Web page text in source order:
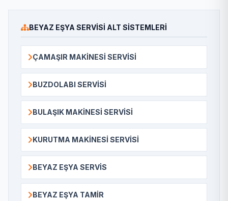
BEYAZ EŞYA SERVISI ALT SISTEMLERI
ÇAMAŞIR MAKINESI SERVISI
BUZDOLABI SERVISI
BULAŞIK MAKINESI SERVISI
KURUTMA MAKINESI SERVISI
BEYAZ EŞYA SERVIS
BEYAZ EŞYA TAMIR